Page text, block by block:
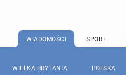
WIADOMOŚCI SPORT
WIELKA BRYTANIA POLSKA